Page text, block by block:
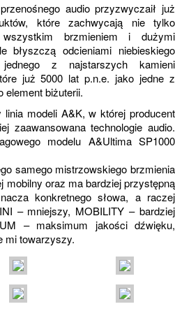
audio przyzwyczaił już
które zachwycają nie tylko
brzmieniem i dużymi
błyszczą odcieniami niebieskiego
z najstarszych kamieni
już 5000 lat p.n.e. jako jedne z
element biżuterii.
modeli A&K, w której producent
zaawansowana technologie audio.
modelu A&Ultima SP1000
samego mistrzowskiego brzmienia
mobilny oraz ma bardziej przystępną
konkretnego słowa, a raczej
– mniejszy, MOBILITY – bardziej
– maksimum jakości dźwięku,
mi towarzyszy.